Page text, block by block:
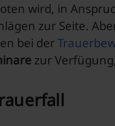
wird, in
zur Seite.
bei der
zur